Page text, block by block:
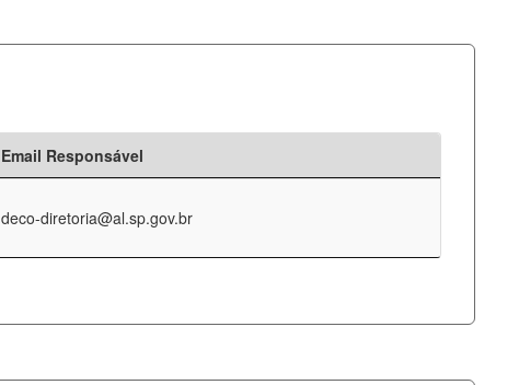
Email Responsável
deco-diretoria@al.sp.gov.br